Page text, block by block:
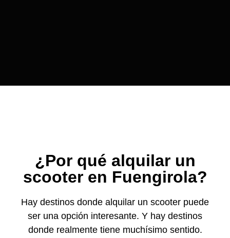
¿Por qué alquilar un
scooter en Fuengirola?
Hay destinos donde alquilar un scooter puede
ser una opción interesante. Y hay destinos
donde realmente tiene muchísimo sentido.